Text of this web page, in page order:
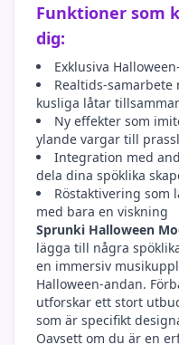
Funktioner som
dig:
Exklusiva
Realtids-samarbete
kusliga låtar
Ny effekter som
ylande vargar till
Integration med
dela dina spöklika
Röstaktivering som
med bara en viskning
Sprunki Halloween
lägga till några
en immersiv
Halloween-andan.
utforskar ett stort
som är specifikt
Oavsett om du är en